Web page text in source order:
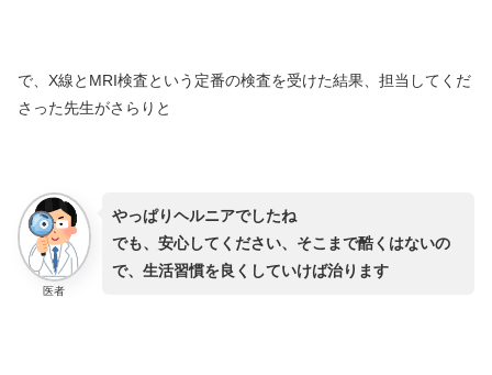
で、X線とMRI検査という定番の検査を受けた結果、担当してくだ
さった先生がさらりと
医者
やっぱりヘルニアでしたね
でも、安心してください、そこまで酷くはないの
で、生活習慣を良くしていけば治ります